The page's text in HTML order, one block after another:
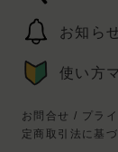
お知ら
使い方
お問合せ / プラ
定商取引法に基